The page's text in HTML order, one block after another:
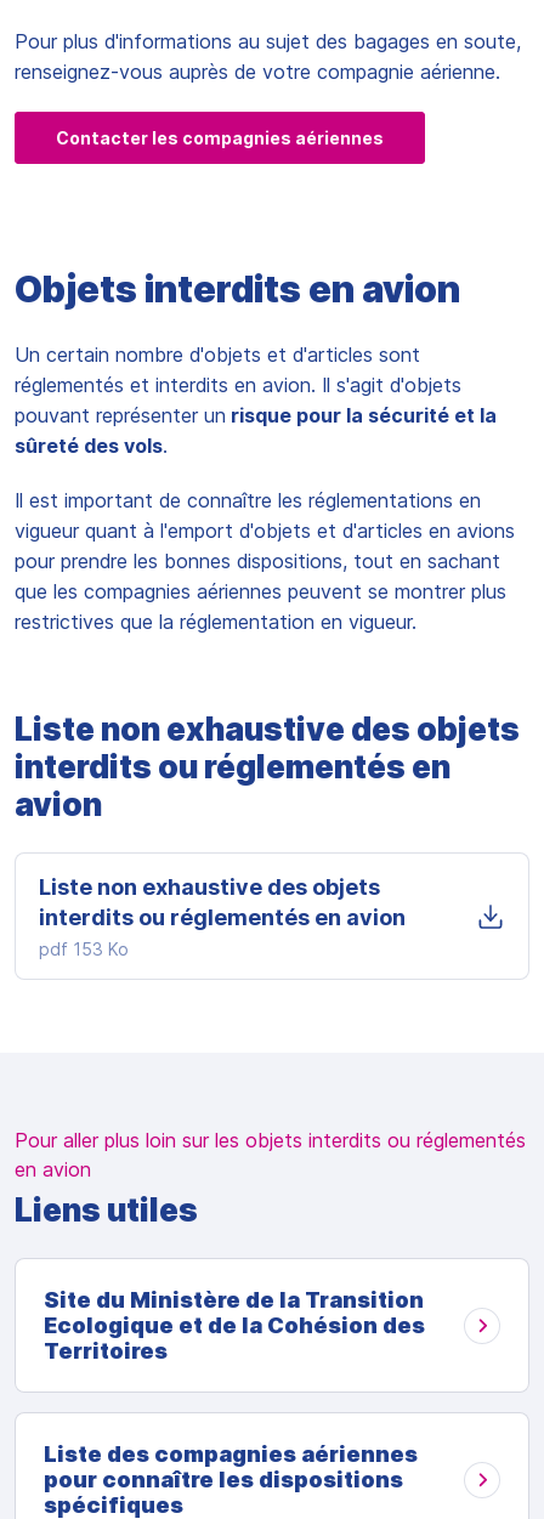
Pour plus d'informations au sujet des bagages en soute,
renseignez-vous auprès de votre compagnie aérienne.
Contacter les compagnies aériennes
Objets interdits en avion
Un certain nombre d'objets et d'articles sont
réglementés et interdits en avion. Il s'agit d'objets
pouvant représenter un risque pour la sécurité et la
sûreté des vols.
Il est important de connaître les réglementations en
vigueur quant à l'emport d'objets et d'articles en avions
pour prendre les bonnes dispositions, tout en sachant
que les compagnies aériennes peuvent se montrer plus
restrictives que la réglementation en vigueur.
Liste non exhaustive des objets
interdits ou réglementés en
avion
Liste non exhaustive des objets
interdits ou réglementés en avion
pdf 153 Ko
Pour aller plus loin sur les objets interdits ou réglementés
en avion
Liens utiles
Site du Ministère de la Transition
Ecologique et de la Cohésion des
Territoires
Liste des compagnies aériennes
pour connaître les dispositions
spécifiques